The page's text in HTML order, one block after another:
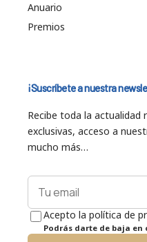
Anuario
Premios
¡Suscríbete a nuestra
Recibe toda la actualidad
exclusivas, acceso a
mucho más…
Acepto la política de
Podrás darte de baja